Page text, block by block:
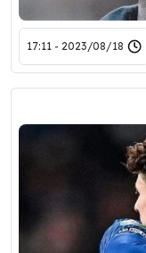
2023/08/18 - 17:11